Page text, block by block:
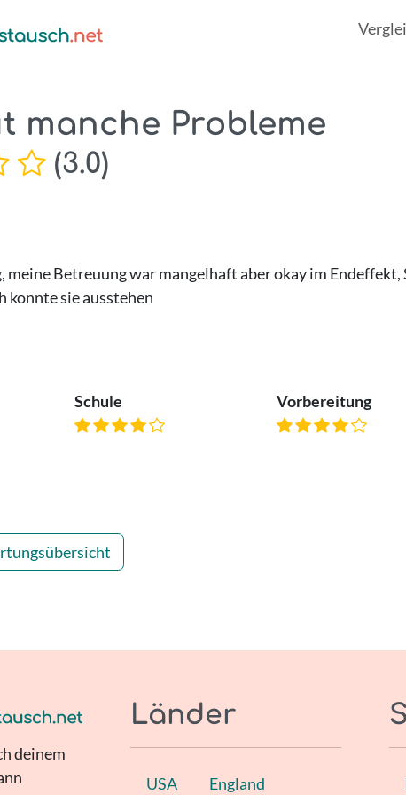
manche Probleme
(3.0)
Betreuung war mangelhaft aber okay im
konnte sie ausstehen
Schule Vorbereitung
deinem
Länder
USA England